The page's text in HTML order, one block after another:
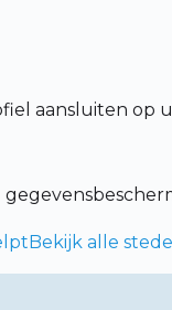
aansluiten op
Bekijk alle